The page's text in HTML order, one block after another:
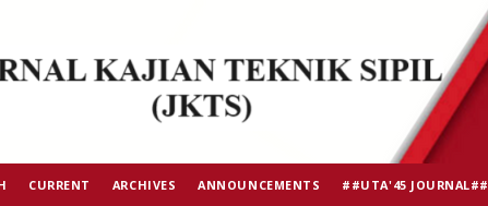
CURRENT ARCHIVES ANNOUNCEMENTS ##UTA'45 JOURNAL##